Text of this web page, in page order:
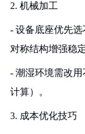
2. 机械加工
- 设备底座优先选
对称结构增强稳
- 潮湿环境需改用
计算）。
3. 成本优化技巧